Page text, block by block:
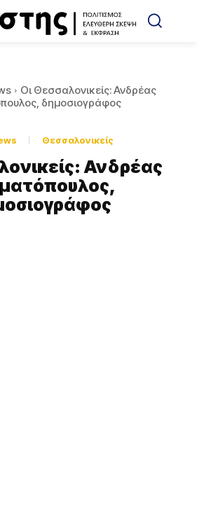
Οι Θεσσαλονικείς: Ανδρέας
δημοσιογράφος
Θεσσαλονικείς
Ανδρέας